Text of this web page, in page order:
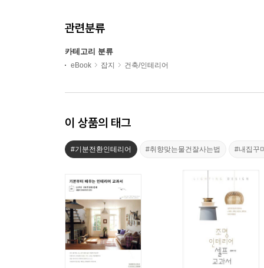
관련분류
카테고리 분류
eBook 잡지 건축/인테리어
이 상품의 태그
#기분전환인테리어 #취향맞는물건잘사는법 #내집꾸